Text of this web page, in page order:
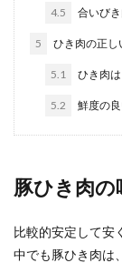
4.5 合いび
5 ひき肉の正し
5.1 ひき肉
5.2 鮮度の
豚ひき肉
比較的安定して安
中でも豚ひき肉は